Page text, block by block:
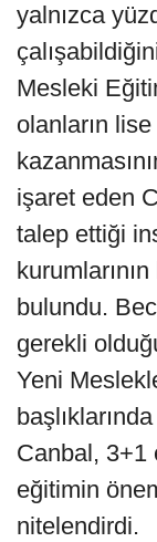
yalnızca
Mesleki
olanların
işaret eden
talep ettiği
bulundu.
gerekli
Yeni
Canbal, 3+1
eğitimin
nitelendirdi.